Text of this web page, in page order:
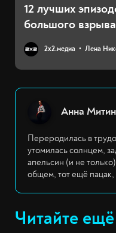
12 лучших
большого
2х2.медиа Лена
Анна
Переродилась в
утомилась солнцем,
апельсин (и не
общем, тот ещё
Читайте ещё